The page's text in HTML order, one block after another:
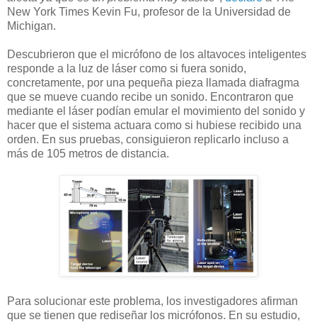
New York Times Kevin Fu, profesor de la Universidad de
Michigan.
Descubrieron que el micrófono de los altavoces inteligentes
responde a la luz de láser como si fuera sonido,
concretamente, por una pequeña pieza llamada diafragma
que se mueve cuando recibe un sonido. Encontraron que
mediante el láser podían emular el movimiento del sonido y
hacer que el sistema actuara como si hubiese recibido una
orden. En sus pruebas, consiguieron replicarlo incluso a
más de 105 metros de distancia.
Para solucionar este problema, los investigadores afirman
que se tienen que rediseñar los micrófonos. En su estudio,